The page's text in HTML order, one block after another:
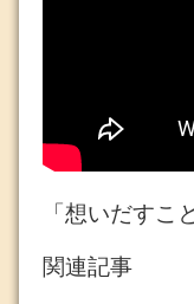
「想いだすこ
関連記事